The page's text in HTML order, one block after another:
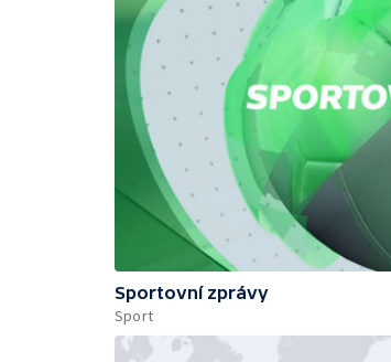
Sportovní zprávy
Sport